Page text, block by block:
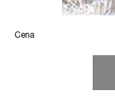
Cena